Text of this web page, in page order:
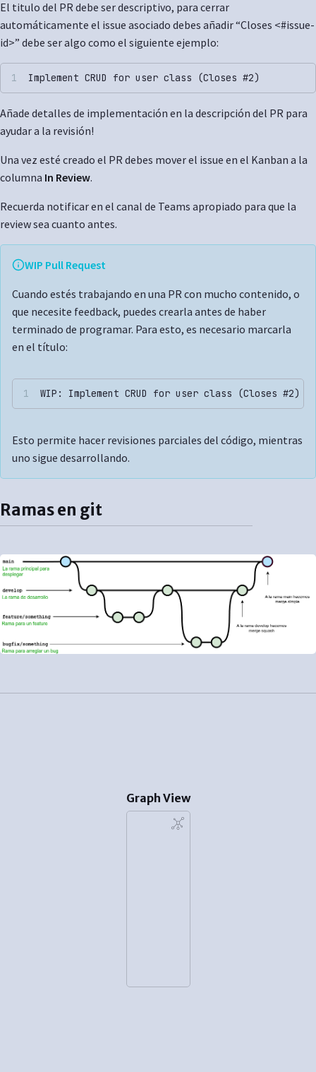
El titulo del PR debe ser descriptivo, para cerrar
automáticamente el issue asociado debes añadir “Closes <#issue-
id>” debe ser algo como el siguiente ejemplo:
Implement CRUD for user class (Closes #2)
Añade detalles de implementación en la descripción del PR para
ayudar a la revisión!
Una vez esté creado el PR debes mover el issue en el Kanban a la
columna In Review.
Recuerda notificar en el canal de Teams apropiado para que la
review sea cuanto antes.
WIP Pull Request
Cuando estés trabajando en una PR con mucho contenido, o
que necesite feedback, puedes crearla antes de haber
terminado de programar. Para esto, es necesario marcarla
en el título:
WIP: Implement CRUD for user class (Closes #2)
Esto permite hacer revisiones parciales del código, mientras
uno sigue desarrollando.
Ramas en git
Graph View